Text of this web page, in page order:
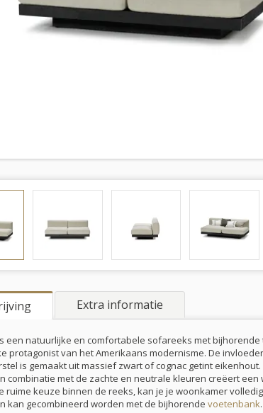
Extra informatie
een natuurlijke en comfortabele sofareeks met
protagonist van het Amerikaans modernisme. De
is gemaakt uit massief zwart of cognac getint
combinatie met de zachte en neutrale kleuren creëert een
ruime keuze binnen de reeks, kan je je woonkamer
kan gecombineerd worden met de bijhorende voetenbank